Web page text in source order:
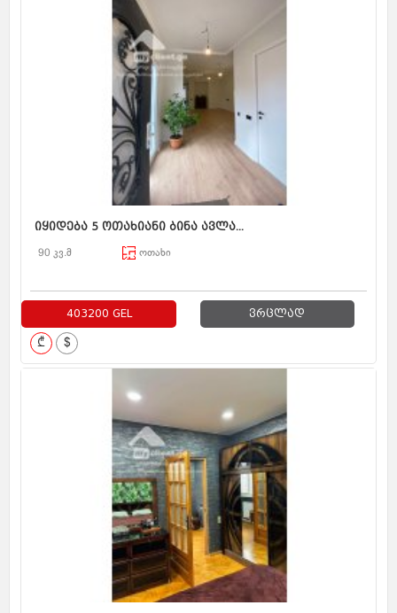
იყიდება 5 ოთახიანი ბინა ავლა...
90 კვ.მ ოთახი
403200 GEL ვრცლად
₾ $